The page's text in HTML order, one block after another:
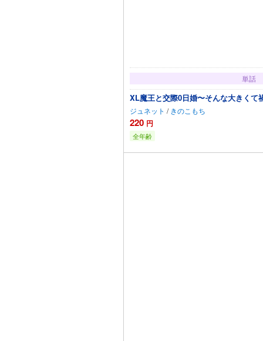
単話
XL魔王と交際0日婚〜そんな大きくて
ジュネット / きのこもち
220 円
全年齢